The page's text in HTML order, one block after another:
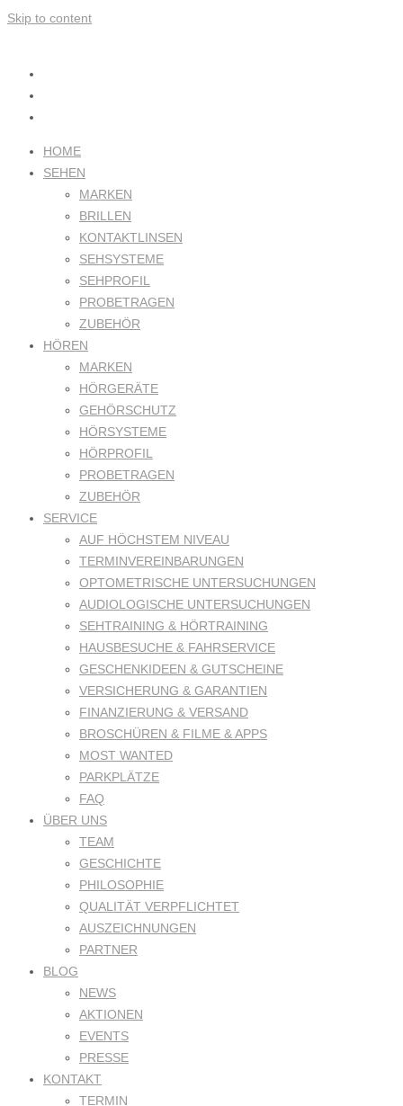
Skip to content
HOME
SEHEN
MARKEN
BRILLEN
KONTAKTLINSEN
SEHSYSTEME
SEHPROFIL
PROBETRAGEN
ZUBEHÖR
HÖREN
MARKEN
HÖRGERÄTE
GEHÖRSCHUTZ
HÖRSYSTEME
HÖRPROFIL
PROBETRAGEN
ZUBEHÖR
SERVICE
AUF HÖCHSTEM NIVEAU
TERMINVEREINBARUNGEN
OPTOMETRISCHE UNTERSUCHUNGEN
AUDIOLOGISCHE UNTERSUCHUNGEN
SEHTRAINING & HÖRTRAINING
HAUSBESUCHE & FAHRSERVICE
GESCHENKIDEEN & GUTSCHEINE
VERSICHERUNG & GARANTIEN
FINANZIERUNG & VERSAND
BROSCHÜREN & FILME & APPS
MOST WANTED
PARKPLÄTZE
FAQ
ÜBER UNS
TEAM
GESCHICHTE
PHILOSOPHIE
QUALITÄT VERPFLICHTET
AUSZEICHNUNGEN
PARTNER
BLOG
NEWS
AKTIONEN
EVENTS
PRESSE
KONTAKT
TERMIN